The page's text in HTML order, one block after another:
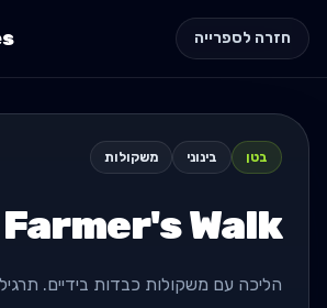
חזרה לספרייה
בטן בינוני משקולות
Farmer's Walk
הליכה עם משקולות כבדות בידיים. תרגיל